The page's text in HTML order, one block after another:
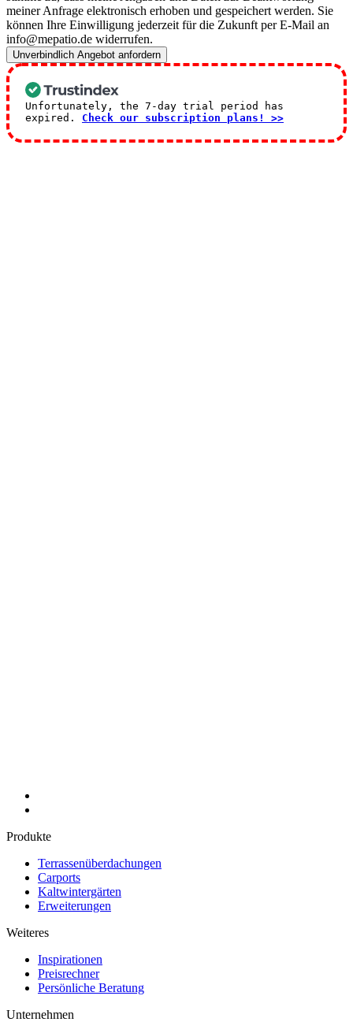
meiner Anfrage elektronisch erhoben und gespeichert werden. Sie
können Ihre Einwilligung jederzeit für die Zukunft per E-Mail an
info@mepatio.de widerrufen.
Unverbindlich Angebot anfordern
Unfortunately, the 7-day trial period has
expired. Check our subscription plans! >>
Produkte
Terrassenüberdachungen
Carports
Kaltwintergärten
Erweiterungen
Weiteres
Inspirationen
Preisrechner
Persönliche Beratung
Unternehmen